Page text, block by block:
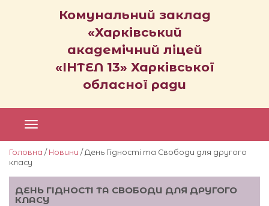
Комунальний заклад
«Харківський
академічний ліцей
«ІНТЕЛ 13» Харківської
обласної ради
Головна / Новини / День Гідності та Свободи для другого
класу
ДЕНЬ ГІДНОСТІ ТА СВОБОДИ ДЛЯ ДРУГОГО
КЛАСУ